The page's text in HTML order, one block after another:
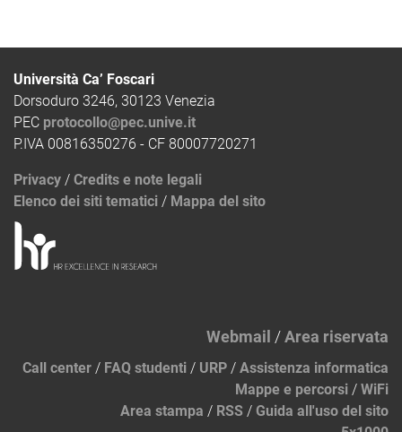
Università Ca’ Foscari
Dorsoduro 3246, 30123 Venezia
PEC protocollo@pec.unive.it
P.IVA 00816350276 - CF 80007720271
Privacy / Credits e note legali
Elenco dei siti tematici / Mappa del sito
Webmail /Area riservata
Call center / FAQ studenti / URP / Assistenza informatica
Mappe e percorsi / WiFi
Area stampa / RSS / Guida all'uso del sito